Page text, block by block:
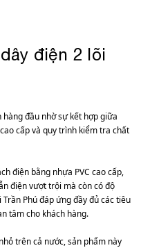
điện 2 lõi
hàng đầu nhờ sự kết hợp giữa
cấp và quy trình kiểm tra chất
điện bằng nhựa PVC cao cấp,
điện vượt trội mà còn có độ
Phú đáp ứng đầy đủ các tiêu
tâm cho khách hàng.
trên cả nước, sản phẩm này